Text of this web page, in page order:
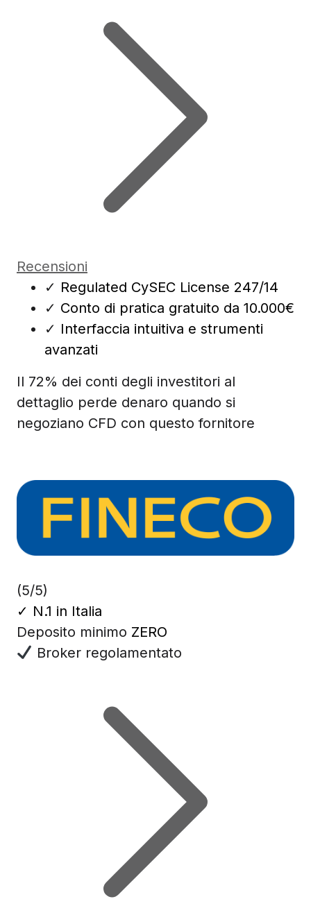
Recensioni
✓ Regulated CySEC License 247/14
✓ Conto di pratica gratuito da 10.000€
✓ Interfaccia intuitiva e strumenti
avanzati
Il 72% dei conti degli investitori al
dettaglio perde denaro quando si
negoziano CFD con questo fornitore
(5/5)
✓ N.1 in Italia
Deposito minimo ZERO
Broker regolamentato